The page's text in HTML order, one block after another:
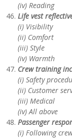
(iv) Reading
Life vest
(i) Visibility
(ii) Comfort
(iii) Style
(iv) Warmth
Crew training
(i) Safety
(ii) Customer
(iii) Medical
(iv) All above
Passenger
(i) Following